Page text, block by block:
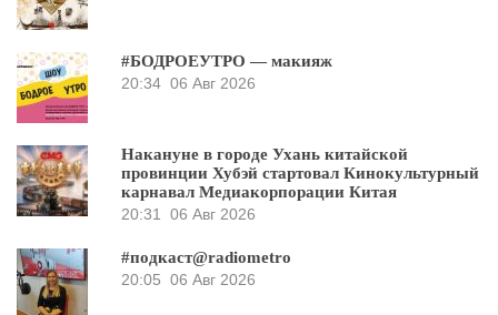
#БОДРОЕУТРО — макияж
20:34 06 Авг 2026
Накануне в городе Ухань китайской
провинции Хубэй стартовал Кинокультурный
карнавал Медиакорпорации Китая
20:31
06 Авг 2026
#подкаст@radiometro
20:05 06 Авг 2026